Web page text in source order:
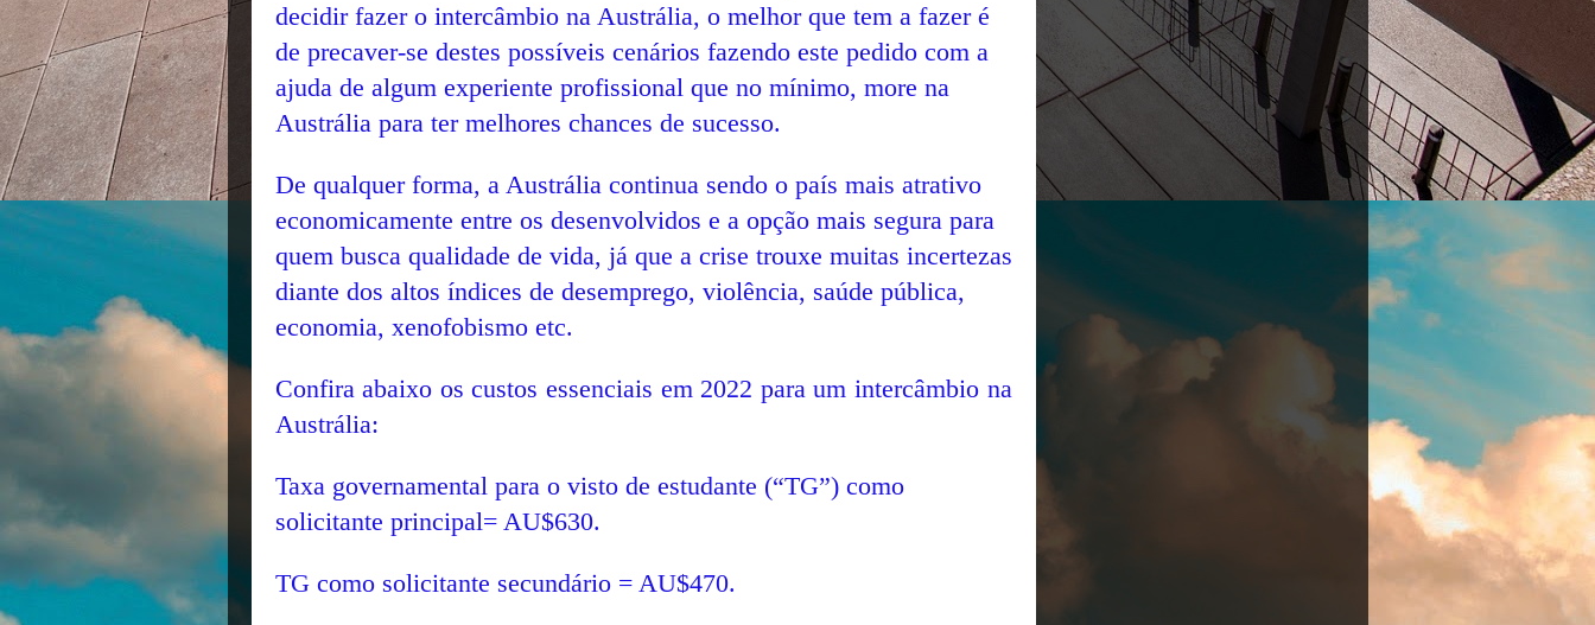
decidir fazer ointercâmbio na Austrália, o melhor que tem a fazer é
de precaver-se destes possíveis cenários fazendo este pedido com a
ajuda de algum experiente profissional que no mínimo, more na
Austráliapara ter melhores chances de sucesso.
De qualquer forma, a Austrália continua sendo o país mais atrativo
economicamente entre os desenvolvidos e a opção mais segura para
quem busca qualidade de vida, já que a crise trouxe muitas incertezas
diante dos altos índices de desemprego, violência, saúde pública,
economia, xenofobismo etc.
Confira abaixo os custos essenciais em 2022 para um intercâmbio na
Austrália:
Taxa governamental para o visto de estudante (“TG”) como
solicitante principal= AU$630.
TG como solicitante secundário = AU$470.